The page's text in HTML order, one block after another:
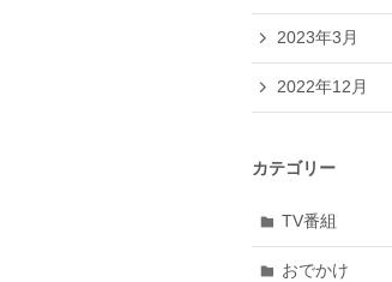
2023年3月
2022年12月
カテゴリー
TV番組
おでかけ